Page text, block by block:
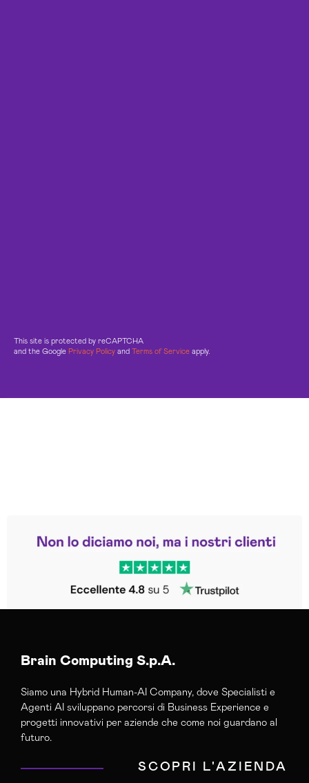
This site is protected by reCAPTCHA
and the Google Privacy Policy and Terms of Service apply.
Trustpilot
Brain Computing S.p.A.
Siamo una Hybrid Human-AI Company, dove Specialisti e
Agenti AI sviluppano percorsi di Business Experience e
progetti innovativi per aziende che come noi guardano al
futuro.
SCOPRI L'AZIENDA